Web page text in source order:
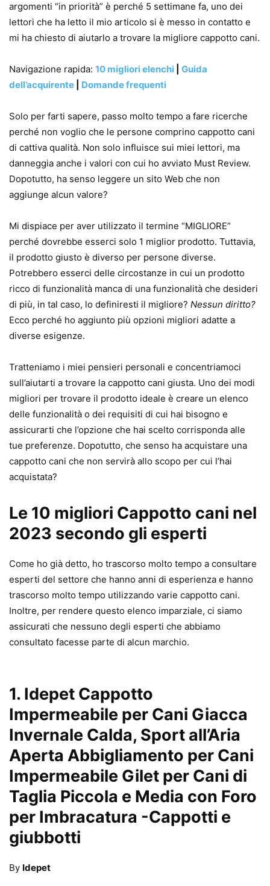
argomenti “in priorità” è perché 5 settimane fa, uno dei
lettori che ha letto il mio articolo si è messo in contatto e
mi ha chiesto di aiutarlo a trovare la migliore cappotto cani.
Navigazione rapida: 10 migliori elenchi
Guida
dell’acquirente
Domande frequenti
Solo per farti sapere, passo molto tempo a fare ricerche
perché non voglio che le persone comprino cappotto cani
di cattiva qualità. Non solo influisce sui miei lettori, ma
danneggia anche i valori con cui ho avviato Must Review.
Dopotutto, ha senso leggere un sito Web che non
aggiunge alcun valore?
Mi dispiace per aver utilizzato il termine “MIGLIORE”
perché dovrebbe esserci solo 1 miglior prodotto. Tuttavia,
il prodotto giusto è diverso per persone diverse.
Potrebbero esserci delle circostanze in cui un prodotto
ricco di funzionalità manca di una funzionalità che desideri
di più, in tal caso, lo definiresti il ​​migliore? Nessun diritto?
Ecco perché ho aggiunto più opzioni migliori adatte a
diverse esigenze.
Tratteniamo i miei pensieri personali e concentriamoci
sull’aiutarti a trovare la cappotto cani giusta. Uno dei modi
migliori per trovare il prodotto ideale è creare un elenco
delle funzionalità o dei requisiti di cui hai bisogno e
assicurarti che l’opzione che hai scelto corrisponda alle
tue preferenze. Dopotutto, che senso ha acquistare una
cappotto cani che non servirà allo scopo per cui l’hai
acquistata?
Le 10 migliori Cappotto cani nel
2023 secondo gli esperti
Come ho già detto, ho trascorso molto tempo a consultare
esperti del settore che hanno anni di esperienza e hanno
trascorso molto tempo utilizzando varie cappotto cani.
Inoltre, per rendere questo elenco imparziale, ci siamo
assicurati che nessuno degli esperti che abbiamo
consultato facesse parte di alcun marchio.
1. Idepet Cappotto
Impermeabile per Cani Giacca
Invernale Calda, Sport all’Aria
Aperta Abbigliamento per Cani
Impermeabile Gilet per Cani di
Taglia Piccola e Media con Foro
per Imbracatura -Cappotti e
giubbotti
By Idepet